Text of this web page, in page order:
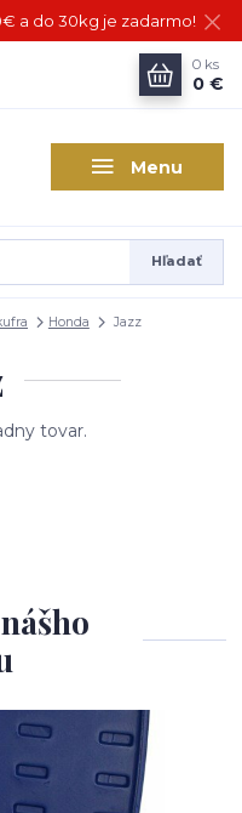
a do 30kg je zadarmo!
Menu
Hľadať
0 ks
0 €
Honda Jazz
tovar.